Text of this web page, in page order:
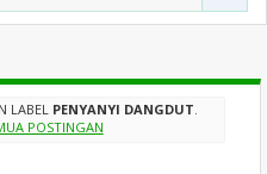
LABEL PENYANYI DANGDUT.
POSTINGAN